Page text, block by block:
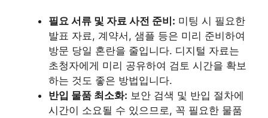
필요 서류 및 자료 사전 준비: 미팅 시 필요한
발표 자료, 계약서, 샘플 등은 미리 준비하여
방문 당일 혼란을 줄입니다. 디지털 자료는
초청자에게 미리 공유하여 검토 시간을 확보
하는 것도 좋은 방법입니다.
반입 물품 최소화: 보안 검색 및 반입 절차에
시간이 소요될 수 있으므로, 꼭 필요한 물품